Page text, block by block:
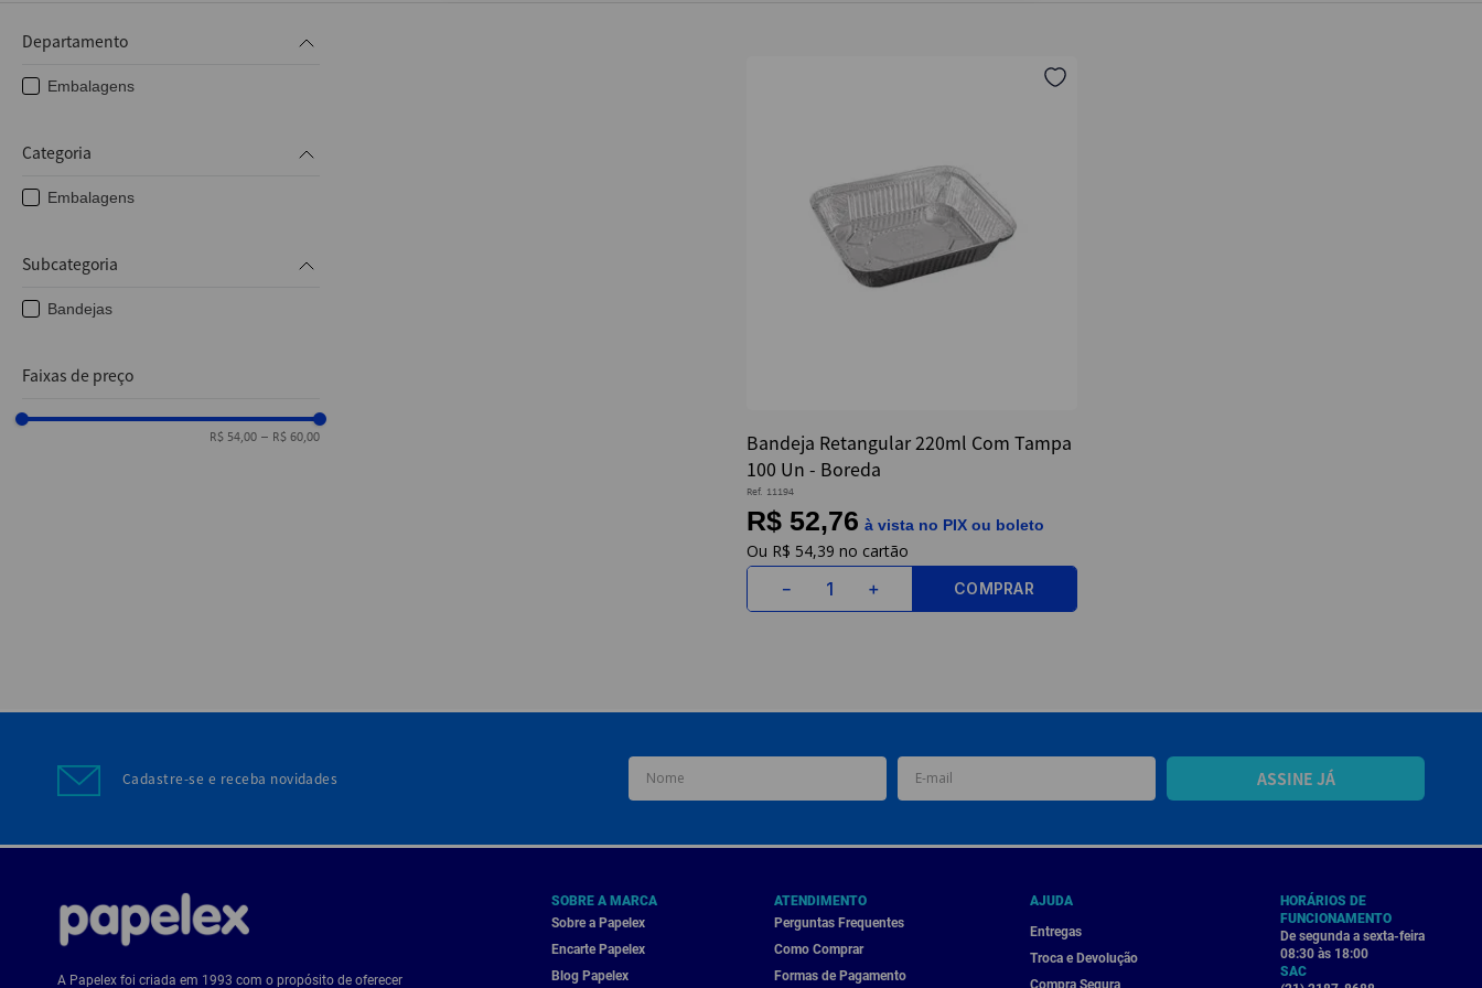
Departamento
Embalagens
Categoria
Embalagens
Subcategoria
Bandejas
Faixas de preço
R$ 54,00 – R$ 60,00
Bandeja Retangular 220ml Com Tampa
100 Un - Boreda
Ref. 11194
R$ 52,76 à vista no PIX ou boleto
R$ 54,39
＋
－ COMPRAR
Cadastre-se e receba novidades ASSINE JÁ
A Papelex foi criada em 1993 com o propósito de oferecer
SOBRE A MARCA
Sobre a Papelex
Encarte Papelex
Blog Papelex
ATENDIMENTO
Perguntas Frequentes
Como Comprar
Formas de Pagamento
AJUDA
Entregas
Troca e Devolução
Compra Segura
HORÁRIOS DE
FUNCIONAMENTO
De segunda a sexta-feira
08:30 às 18:00
SAC